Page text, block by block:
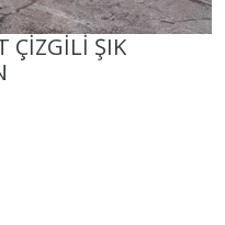
ÇİZGİLİ ŞIK